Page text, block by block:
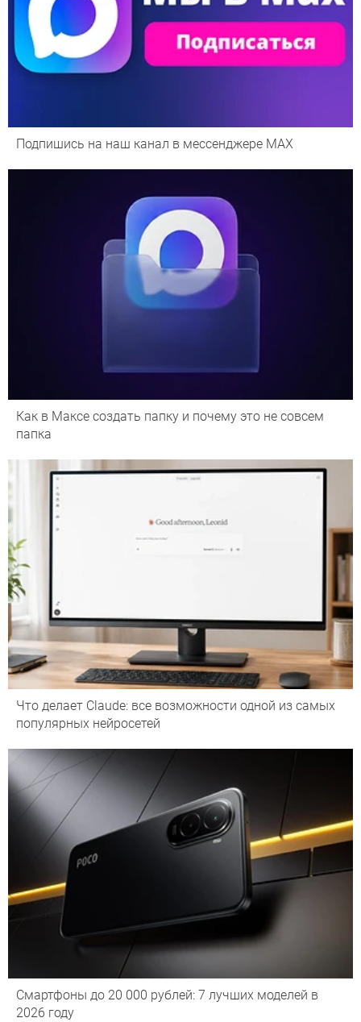
Подпишись на наш канал в мессенджере МАХ
Как в Максе создать папку и почему это не совсем
папка
Что делает Сlaude: все возможности одной из самых
популярных нейросетей
Смартфоны до 20 000 рублей: 7 лучших моделей в
2026 году